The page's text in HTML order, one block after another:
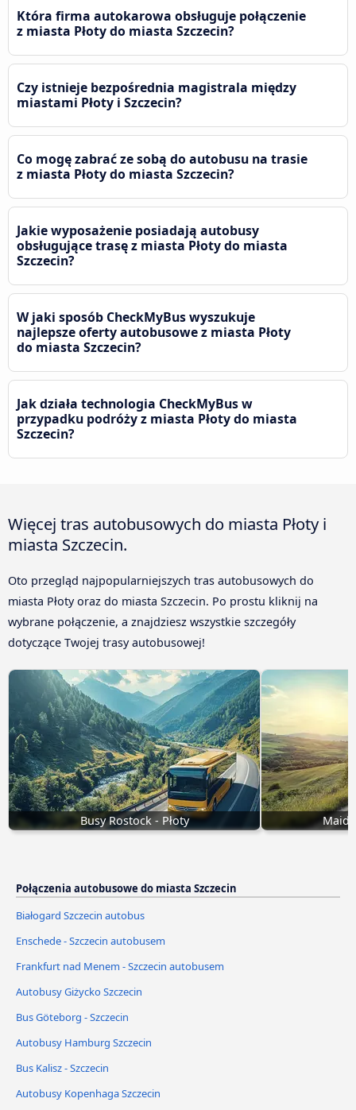
Która firma autokarowa obsługuje połączenie
z miasta Płoty do miasta Szczecin?
Czy istnieje bezpośrednia magistrala między
miastami Płoty i Szczecin?
Co mogę zabrać ze sobą do autobusu na trasie
z miasta Płoty do miasta Szczecin?
Jakie wyposażenie posiadają autobusy
obsługujące trasę z miasta Płoty do miasta
Szczecin?
W jaki sposób CheckMyBus wyszukuje
najlepsze oferty autobusowe z miasta Płoty
do miasta Szczecin?
Jak działa technologia CheckMyBus w
przypadku podróży z miasta Płoty do miasta
Szczecin?
Więcej tras autobusowych do miasta Płoty i
miasta Szczecin.
Oto przegląd najpopularniejszych tras autobusowych do
miasta Płoty oraz do miasta Szczecin. Po prostu kliknij na
wybrane połączenie, a znajdziesz wszystkie szczegóły
dotyczące Twojej trasy autobusowej!
Busy Rostock - Płoty
Połączenia autobusowe do miasta Szczecin
Białogard Szczecin autobus
Enschede - Szczecin autobusem
Frankfurt nad Menem - Szczecin autobusem
Autobusy Giżycko Szczecin
Bus Göteborg - Szczecin
Autobusy Hamburg Szczecin
Bus Kalisz - Szczecin
Autobusy Kopenhaga Szczecin